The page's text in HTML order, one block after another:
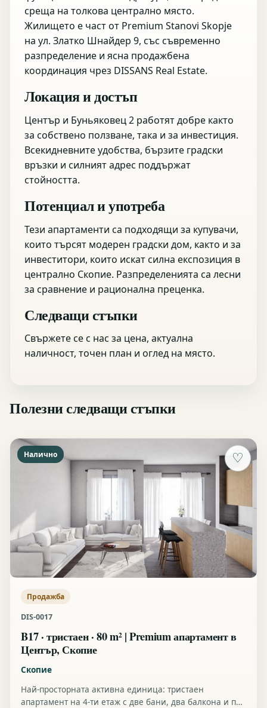
среща на толкова централно място.
Жилището е част от Premium Stanovi Skopje
на ул. Златко Шнайдер 9, със съвременно
разпределение и ясна продажбена
координация чрез DISSANS Real Estate.
Локация и достъп
Център и Буньяковец 2 работят добре както
за собствено ползване, така и за инвестиция.
Всекидневните удобства, бързите градски
връзки и силният адрес поддържат
стойността.
Потенциал и употреба
Тези апартаменти са подходящи за купувачи,
които търсят модерен градски дом, както и за
инвеститори, които искат силна експозиция в
централно Скопие. Разпределенията са лесни
за сравнение и рационална преценка.
Следващи стъпки
Свържете се с нас за цена, актуална
наличност, точен план и оглед на място.
Полезни следващи стъпки
♡
Налично
Продажба
DIS-0017
B17 · тристаен · 80 m² | Premium апартамент в
Център, Скопие
Скопие
Най-просторната активна единица: тристаен
апартамент на 4-ти етаж с две бани, два балкона и по-